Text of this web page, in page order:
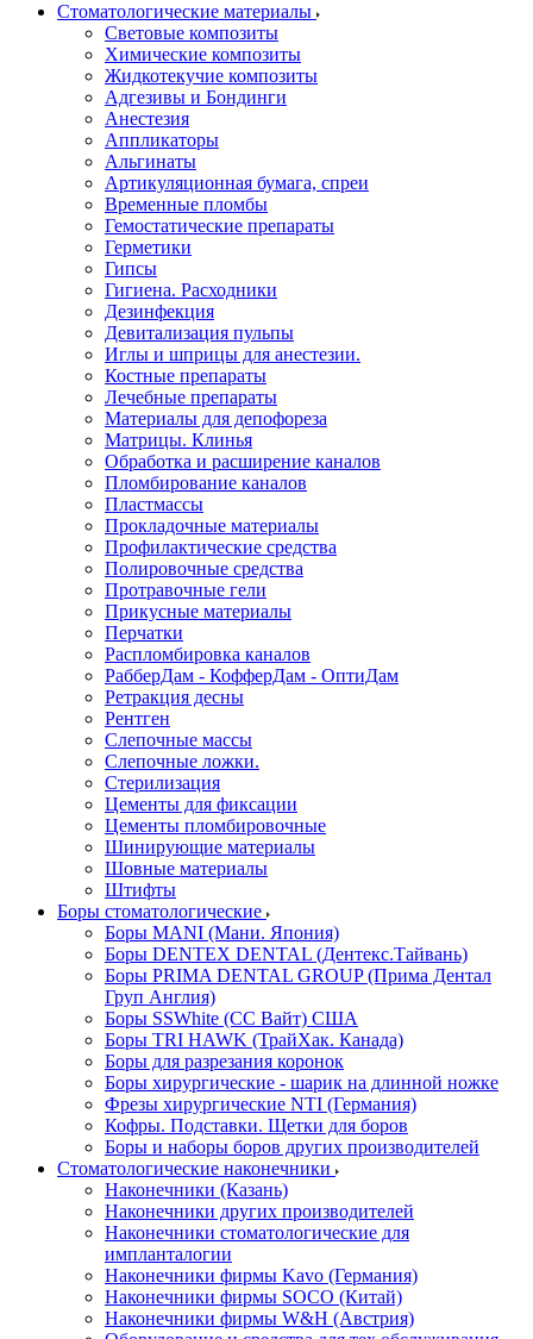
Стоматологические материалы
Световые композиты
Химические композиты
Жидкотекучие композиты
Адгезивы и Бондинги
Анестезия
Аппликаторы
Альгинаты
Артикуляционная бумага, спреи
Временные пломбы
Гемостатические препараты
Герметики
Гипсы
Гигиена. Расходники
Дезинфекция
Девитализация пульпы
Иглы и шприцы для анестезии.
Костные препараты
Лечебные препараты
Материалы для депофореза
Матрицы. Клинья
Обработка и расширение каналов
Пломбирование каналов
Пластмассы
Прокладочные материалы
Профилактические средства
Полировочные средства
Протравочные гели
Прикусные материалы
Перчатки
Распломбировка каналов
РабберДам - КофферДам - ОптиДам
Ретракция десны
Рентген
Слепочные массы
Слепочные ложки.
Стерилизация
Цементы для фиксации
Цементы пломбировочные
Шинирующие материалы
Шовные материалы
Штифты
Боры стоматологические
Боры MANI (Мани. Япония)
Боры DENTEX DENTAL (Дентекс.Тайвань)
Боры PRIMA DENTAL GROUP (Прима Дентал
Груп Англия)
Боры SSWhite (СС Вайт) США
Боры TRI HAWK (ТрайХак. Канада)
Боры для разрезания коронок
Боры хирургические - шарик на длинной ножке
Фрезы хирургические NTI (Германия)
Кофры. Подставки. Щетки для боров
Боры и наборы боров других производителей
Стоматологические наконечники
Наконечники (Казань)
Наконечники других производителей
Наконечники стоматологические для
импланталогии
Наконечники фирмы Kavo (Германия)
Наконечники фирмы SOCO (Китай)
Наконечники фирмы W&H (Австрия)